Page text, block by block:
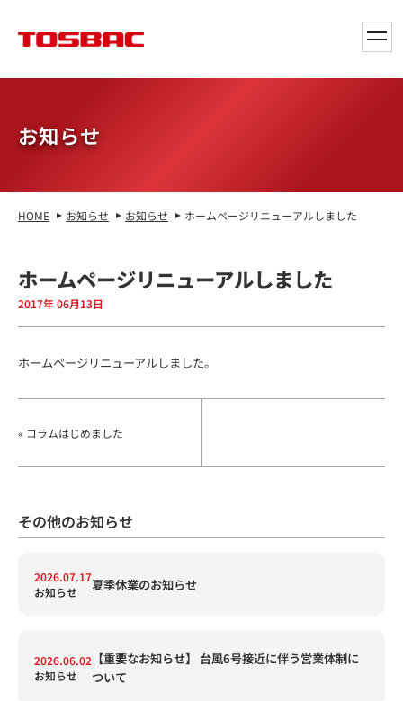
toggle
お知らせ
HOME お知らせ お知らせ ホームページリニューアルしました
ホームページリニューアルしました
2017年 06月13日
ホームページリニューアルしました。
« コラムはじめました
その他のお知らせ
2026.07.17
お知らせ
夏季休業のお知らせ
2026.06.02
お知らせ
【重要なお知らせ】 台風6号接近に伴う営業体制に
ついて